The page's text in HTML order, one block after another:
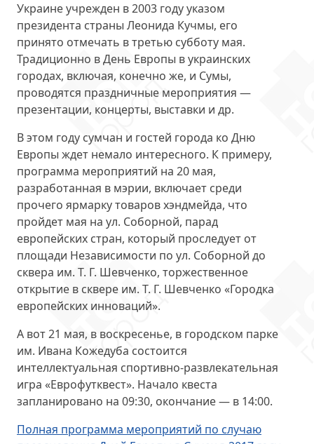
Украине учрежден в 2003 году указом
президента страны Леонида Кучмы, его
принято отмечать в третью субботу мая.
Традиционно в День Европы в украинских
городах, включая, конечно же, и Сумы,
проводятся праздничные мероприятия —
презентации, концерты, выставки и др.
В этом году сумчан и гостей города ко Дню
Европы ждет немало интересного. К примеру,
программа мероприятий на 20 мая,
разработанная в мэрии, включает среди
прочего ярмарку товаров хэндмейда, что
пройдет мая на ул. Соборной, парад
европейских стран, который проследует от
площади Независимости по ул. Соборной до
сквера им. Т. Г. Шевченко, торжественное
открытие в сквере им. Т. Г. Шевченко «Городка
европейских инноваций».
А вот 21 мая, в воскресенье, в городском парке
им. Ивана Кожедуба состоится
интеллектуальная спортивно-развлекательная
игра «Еврофутквест». Начало квеста
запланировано на 09:30, окончание — в 14:00.
Полная программа мероприятий по случаю